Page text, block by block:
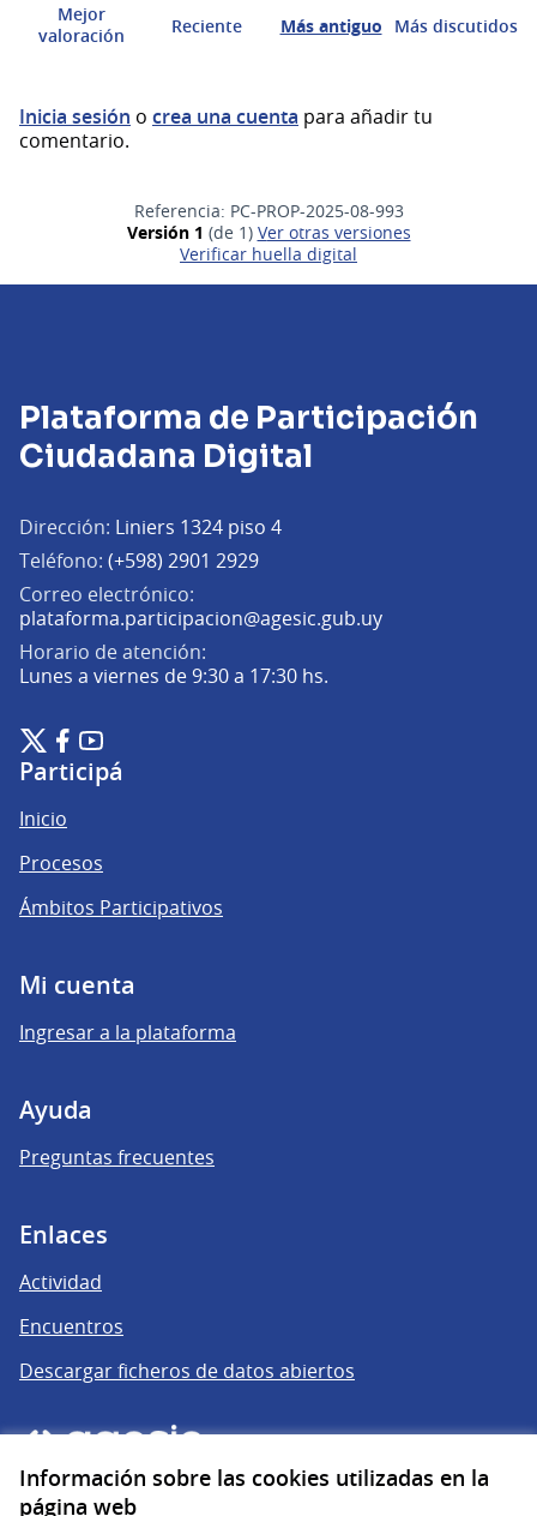
Información sobre las cookies utilizadas en la
página web
Mejor
valoración
Reciente Más antiguo Más discutidos
Inicia sesión o crea una cuenta para añadir tu
comentario.
Referencia: PC-PROP-2025-08-993
Versión 1 (de 1)
ver otras versiones
Verificar huella digital
Plataforma de Participación
Ciudadana Digital
Dirección: Liniers 1324 piso 4
Teléfono: (+598) 2901 2929
Correo electrónico:
plataforma.participacion@agesic.gub.uy(Abrir en una
Horario de atención:
Lunes a viernes de 9:30 a 17:30 hs.
Plataforma de Participación Ciudadana Digital en X
(Enlace externo)
Plataforma de Participación Ciudadana Digital en Facebook
(Enlace externo)
Plataforma de Participación Ciudadana Digital en
(Enlace externo)
Participá
Inicio
Procesos
Ámbitos Participativos
Mi cuenta
Ingresar a la plataforma
Ayuda
Preguntas frecuentes
Enlaces
Actividad
Encuentros
Descargar ficheros de datos abiertos